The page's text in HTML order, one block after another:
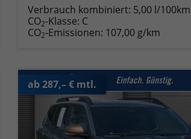
Verbrauch kombiniert: 5,00 l/100km
CO2-Klasse: C
CO2-Emissionen: 107,00 g/km
ab 287,– € mtl.